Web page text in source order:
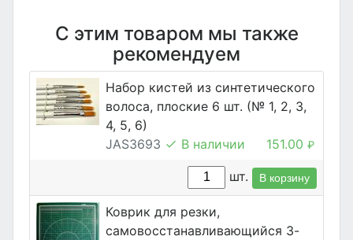
С этим товаром мы также
рекомендуем
Набор кистей из синтетического
волоса, плоские 6 шт. (№ 1, 2, 3,
4, 5, 6)
JAS3693
В наличии 151.00 ₽
шт. В корзину
Коврик для резки,
самовосстанавливающийся 3-